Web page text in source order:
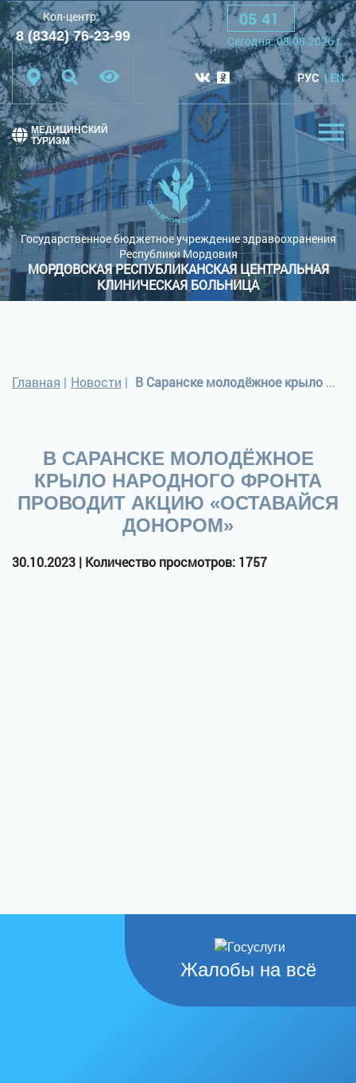
Шрифт: A A A
Цветовая схема: Черная схема
Обычный сайт
Кол-центр:
8 (8342) 76-23-99
05 41
Cегодня:08.08.2026г.
РУС EN
Государственное бюджетное учреждение здравоохранения
Республики Мордовия
МОРДОВСКАЯ РЕСПУБЛИКАНСКАЯ ЦЕНТРАЛЬНАЯ
КЛИНИЧЕСКАЯ БОЛЬНИЦА
МЕДИЦИНСКИЙ
ТУРИЗМ
Главная | Новости | В Саранске молодёжное крыло Народного фронта проводит акцию «Оставайся донором»
В САРАНСКЕ МОЛОДЁЖНОЕ
КРЫЛО НАРОДНОГО ФРОНТА
ПРОВОДИТ АКЦИЮ «ОСТАВАЙСЯ
ДОНОРОМ»
30.10.2023 | Количество просмотров: 1757
Жалобы на всё